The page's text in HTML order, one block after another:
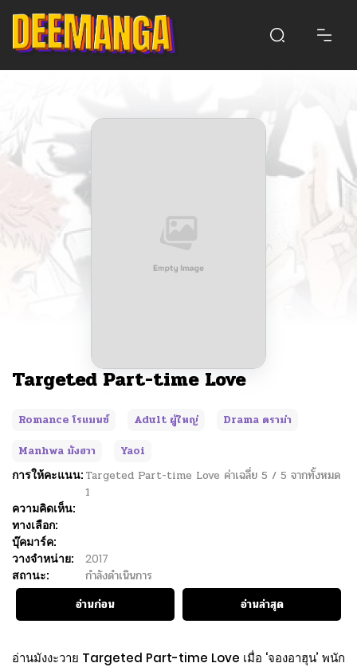
Targeted Part-time Love
Romance โรแมนซ์ Adult ผู้ใหญ่
Drama ดราม่า
Manhwa มังฮวา
Yaoi
การให้คะแนน: Targeted Part-time Love ค่าเฉลี่ย 5 / 5 จากทั้งหมด
1
ความคิดเห็น:
ทางเลือก:
บุ๊คมาร์ค:
วางจำหน่าย:
2017
สถานะ:
กำลังดำเนินการ
อ่านก่อน
อ่านล่าสุด
อ่านมังงะวาย Targeted Part-time Love เมื่อ ‘จองอาฮุน’ พนัก